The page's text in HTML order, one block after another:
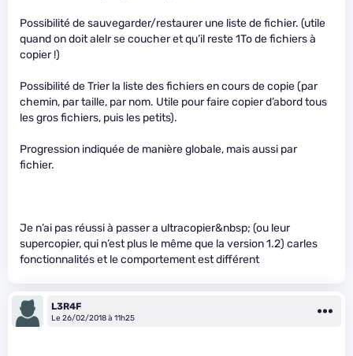
Possibilité de sauvegarder/restaurer une liste de fichier. (utile
quand on doit alelr se coucher et qu’il reste 1To de fichiers à
copier !)
Possibilité de Trier la liste des fichiers en cours de copie (par
chemin, par taille, par nom. Utile pour faire copier d’abord tous
les gros fichiers, puis les petits).
Progression indiquée de manière globale, mais aussi par
fichier.
Je n’ai pas réussi à passer a ultracopier&nbsp; (ou leur
supercopier, qui n’est plus le même que la version 1.2) carles
fonctionnalités et le comportement est différent
L3R4F
Le 26/02/2018 à 11h25